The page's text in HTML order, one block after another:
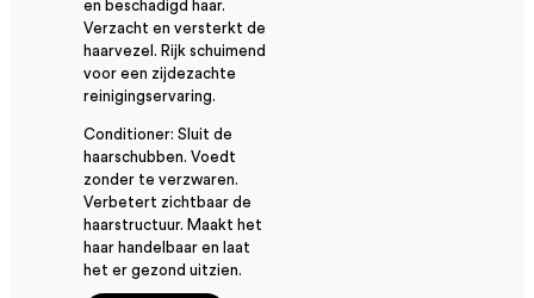
en beschadigd haar.
Verzacht en versterkt de
haarvezel. Rijk schuimend
voor een zijdezachte
reinigingservaring.
Conditioner: Sluit de
haarschubben. Voedt
zonder te verzwaren.
Verbetert zichtbaar de
haarstructuur. Maakt het
haar handelbaar en laat
het er gezond uitzien.